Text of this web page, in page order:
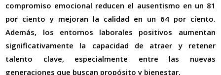
compromiso emocional reducen el ausentismo en un 81
por ciento y mejoran la calidad en un 64 por ciento.
Además, los entornos laborales positivos aumentan
significativamente la capacidad de atraer y retener
talento clave, especialmente entre las nuevas
generaciones que buscan propósito y bienestar.